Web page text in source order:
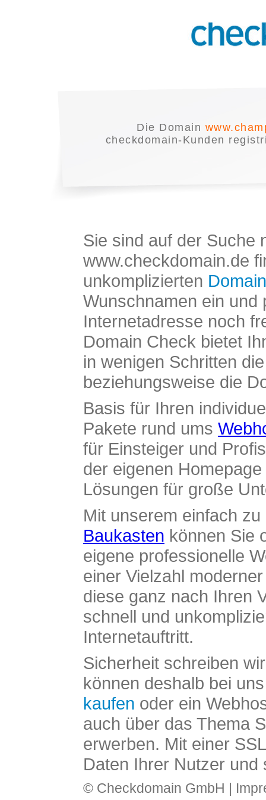
Die Domain
checkdomain-Kunden
Sie sind auf der Suche
www.checkdomain.de
unkomplizierten
Wunschnamen ein und
Internetadresse noch
Domain Check bietet
in wenigen Schritten
beziehungsweise die
Basis für Ihren
Pakete rund ums
für Einsteiger und
der eigenen
Lösungen für große
Mit unserem einfach
Baukasten können Sie
eigene professionelle
einer Vielzahl
diese ganz nach Ihren
schnell und
Internetauftritt.
Sicherheit schreiben
können deshalb bei
kaufen oder ein
auch über das Thema
erwerben. Mit einer
Daten Ihrer Nutzer und
© Checkdomain GmbH |